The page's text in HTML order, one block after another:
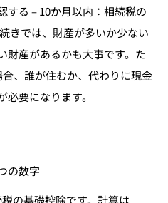
する – 10か月以内：相続税の
きでは、財産が多いか少ない
財産があるかも大事です。た
、誰が住むか、代わりに現金
要になります。
の数字
の基礎控除です。計算は